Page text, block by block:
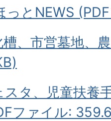
っとNEWS
、市営墓地、
タ、児童扶養
ファイル: